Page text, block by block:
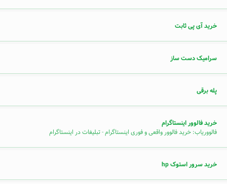
خرید آی پی ثابت
سرامیک دست ساز
پله برقی
خرید فالوور اینستاگرام
فالووریاب: خرید فالوور واقعی و فوری اینستاگرام - تبلیغات در اینستاگرام
خرید سرور استوک hp